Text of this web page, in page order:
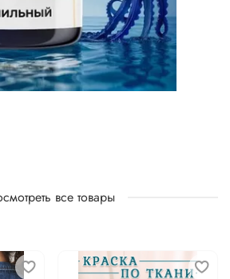
все товары